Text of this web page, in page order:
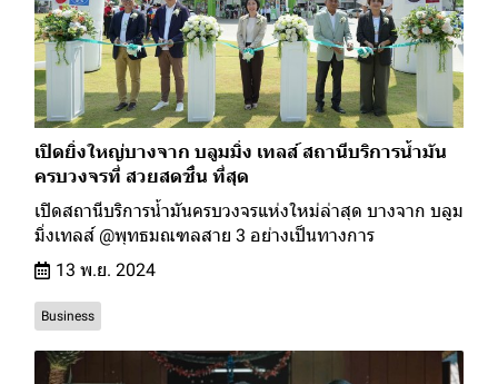
เปิดยิ่งใหญ่บางจาก บลูมมิ่ง เทลส์ สถานีบริการน้ำมัน
ครบวงจรที่ สวยสดชื่น ที่สุด
เปิดสถานีบริการน้ำมันครบวงจรแห่งใหม่ล่าสุด บางจาก บลูม
มิ่งเทลส์ @พุทธมณฑลสาย 3 อย่างเป็นทางการ
13 พ.ย. 2024
Business